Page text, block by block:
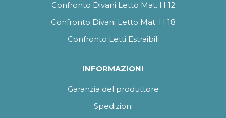
Confronto Divani Letto Mat. H 12
Confronto Divani Letto Mat. H 18
Confronto Letti Estraibili
INFORMAZIONI
Garanzia del produttore
Spedizioni